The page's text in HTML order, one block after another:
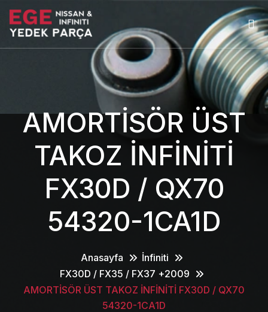
AMORTİSÖR ÜST
TAKOZ İNFİNİTİ
FX30D / QX70
54320-1CA1D
Anasayfa
İnfiniti
FX30D / FX35 / FX37 +2009
AMORTİSÖR ÜST TAKOZ İNFİNİTİ FX30D / QX70
54320-1CA1D